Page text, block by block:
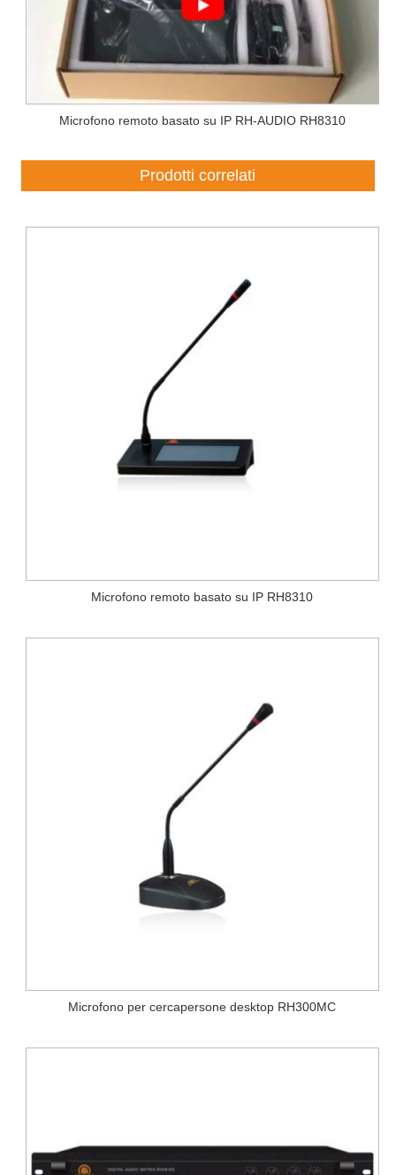
Microfono remoto basato su IP RH-AUDIO RH8310
Prodotti correlati
Microfono remoto basato su IP RH8310
Microfono per cercapersone desktop RH300MC